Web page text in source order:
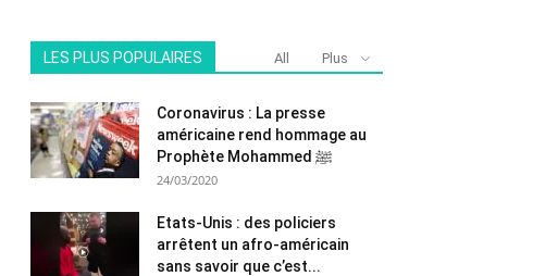
LES PLUS POPULAIRES All Plus
Coronavirus : La presse
américaine rend hommage au
Prophète Mohammed ﷺ
24/03/2020
Etats-Unis : des policiers
arrêtent un afro-américain
sans savoir que c’est...